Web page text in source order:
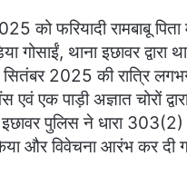
को फरियादी रामबाबू पिता
गोसाईं, थाना इछावर द्वारा
सितंबर 2025 की रात्रि
एक पाड़ी अज्ञात चोरों
पुलिस ने धारा
और विवेचना आरंभ कर दी